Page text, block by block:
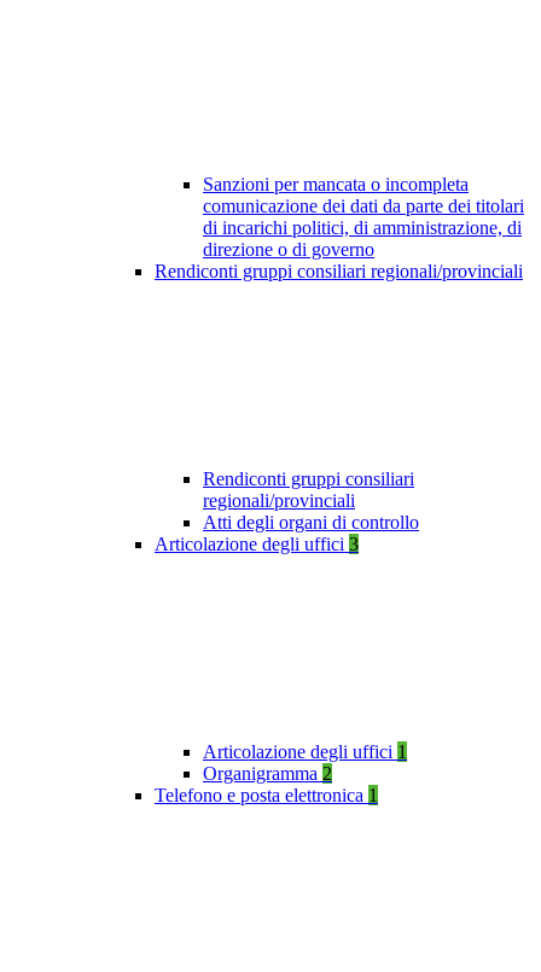
Sanzioni per mancata o incompleta
comunicazione dei dati da parte dei titolari
di incarichi politici, di amministrazione, di
direzione o di governo
Rendiconti gruppi consiliari regionali/provinciali
Rendiconti gruppi consiliari
regionali/provinciali
Atti degli organi di controllo
Articolazione degli uffici 3
Articolazione degli uffici 1
Organigramma 2
Telefono e posta elettronica 1